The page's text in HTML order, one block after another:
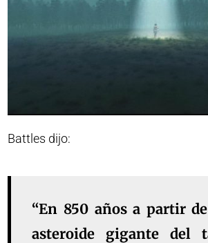
Battles dijo:
“En 850 años a partir
asteroide gigante del